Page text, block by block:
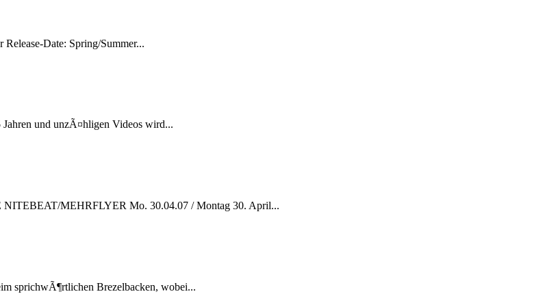
Date: Spring/Summer...
und unzÃ¤hligen Videos wird...
MEHRFLYER Mo. 30.04.07 / Montag 30. April...
sprichwÃ¶rtlichen Brezelbacken, wobei...